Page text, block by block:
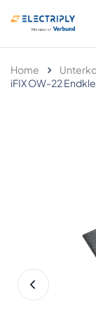
Home
iFIX OW-22